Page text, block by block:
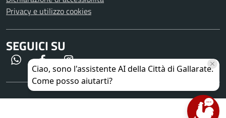
Privacy e utilizzo cookies
SEGUICI SU
WhatsAppFacebookInstagram